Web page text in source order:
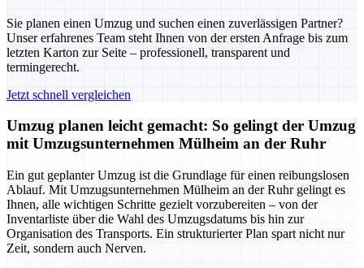
Sie planen einen Umzug und suchen einen zuverlässigen Partner?
Unser erfahrenes Team steht Ihnen von der ersten Anfrage bis zum
letzten Karton zur Seite – professionell, transparent und
termingerecht.
Jetzt schnell vergleichen
Umzug planen leicht gemacht: So gelingt der Umzug
mit Umzugsunternehmen Mülheim an der Ruhr
Ein gut geplanter Umzug ist die Grundlage für einen reibungslosen
Ablauf. Mit Umzugsunternehmen Mülheim an der Ruhr gelingt es
Ihnen, alle wichtigen Schritte gezielt vorzubereiten – von der
Inventarliste über die Wahl des Umzugsdatums bis hin zur
Organisation des Transports. Ein strukturierter Plan spart nicht nur
Zeit, sondern auch Nerven.